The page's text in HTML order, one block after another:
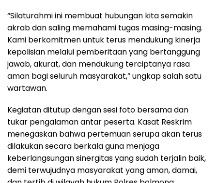
“Silaturahmi ini membuat hubungan kita semakin
akrab dan saling memahami tugas masing-masing.
Kami berkomitmen untuk terus mendukung kinerja
kepolisian melalui pemberitaan yang bertanggung
jawab, akurat, dan mendukung terciptanya rasa
aman bagi seluruh masyarakat,” ungkap salah satu
wartawan.
Kegiatan ditutup dengan sesi foto bersama dan
tukar pengalaman antar peserta. Kasat Reskrim
menegaskan bahwa pertemuan serupa akan terus
dilakukan secara berkala guna menjaga
keberlangsungan sinergitas yang sudah terjalin baik,
demi terwujudnya masyarakat yang aman, damai,